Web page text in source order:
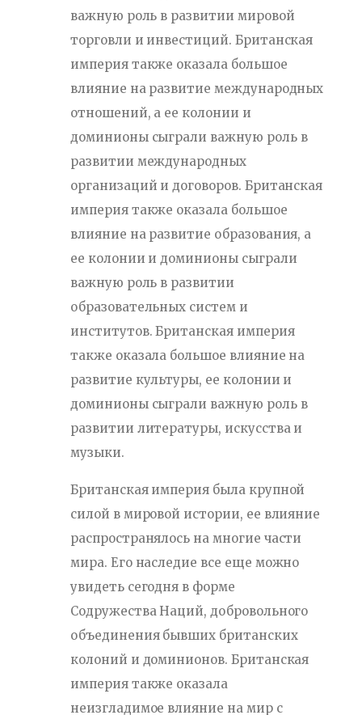
важную роль в развитии мировой
торговли и инвестиций. Британская
империя также оказала большое
влияние на развитие международных
отношений, а ее колонии и
доминионы сыграли важную роль в
развитии международных
организаций и договоров. Британская
империя также оказала большое
влияние на развитие образования, а
ее колонии и доминионы сыграли
важную роль в развитии
образовательных систем и
институтов. Британская империя
также оказала большое влияние на
развитие культуры, ее колонии и
доминионы сыграли важную роль в
развитии литературы, искусства и
музыки.
Британская империя была крупной
силой в мировой истории, ее влияние
распространялось на многие части
мира. Его наследие все еще можно
увидеть сегодня в форме
Содружества Наций, добровольного
объединения бывших британских
колоний и доминионов. Британская
империя также оказала
неизгладимое влияние на мир с